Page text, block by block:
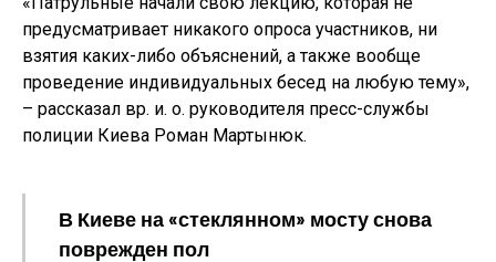
предусматривает никакого опроса участников, ни
взятия каких-либо объяснений, а также вообще
проведение индивидуальных бесед на любую тему»,
– рассказал вр. и. о. руководителя пресс-службы
полиции Киева Роман Мартынюк.
В Киеве на «стеклянном» мосту снова
поврежден пол